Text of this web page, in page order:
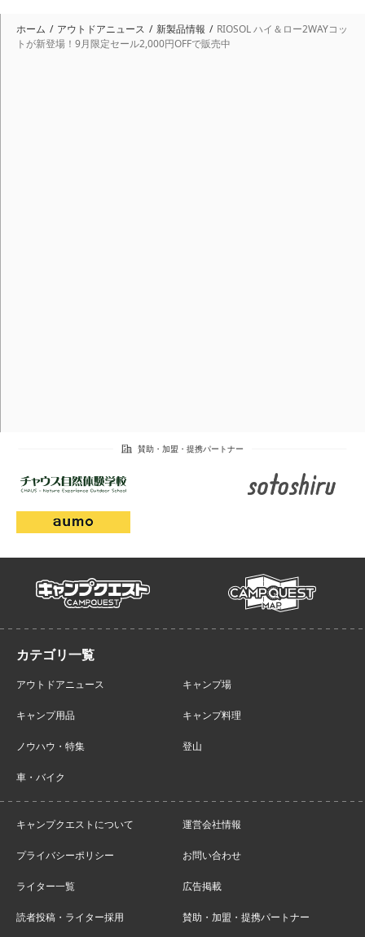
ホーム アウトドアニュース 新製品情報
RIOSOL ハイ＆ロー2WAYコッ
トが新登場！9月限定セール2,000円OFFで販売中
campquest campmap
アウトドアニュース キャンプ場
キャンプ用品 キャンプ料理
ノウハウ・特集 登山
車・バイク
キャンプクエストについて 運営会社情報
プライバシーポリシー お問い合わせ
ライター一覧 広告掲載
読者投稿・ライター採用 賛助・加盟・提携パートナー